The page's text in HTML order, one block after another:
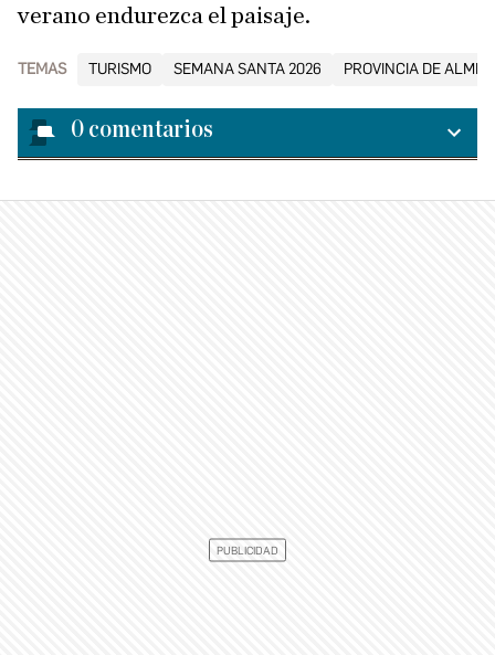
verano endurezca el paisaje.
TEMAS TURISMO SEMANA SANTA 2026 PROVINCIA DE
0 comentarios